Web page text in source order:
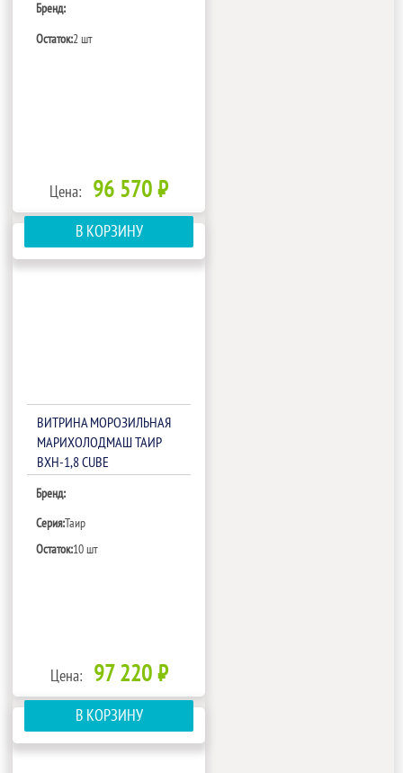
Бренд:
Остаток:2 шт
Цена: 96 570 ₽
В КОРЗИНУ
ВИТРИНА МОРОЗИЛЬНАЯ
МАРИХОЛОДМАШ ТАИР
ВХН-1,8 CUBE
Бренд:
Серия:Таир
Остаток:10 шт
Цена: 97 220 ₽
В КОРЗИНУ